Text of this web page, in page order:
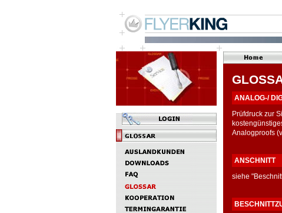
ANALOG-/
Prüfdruck zur
Analogproofs
ANSCHNITT
siehe